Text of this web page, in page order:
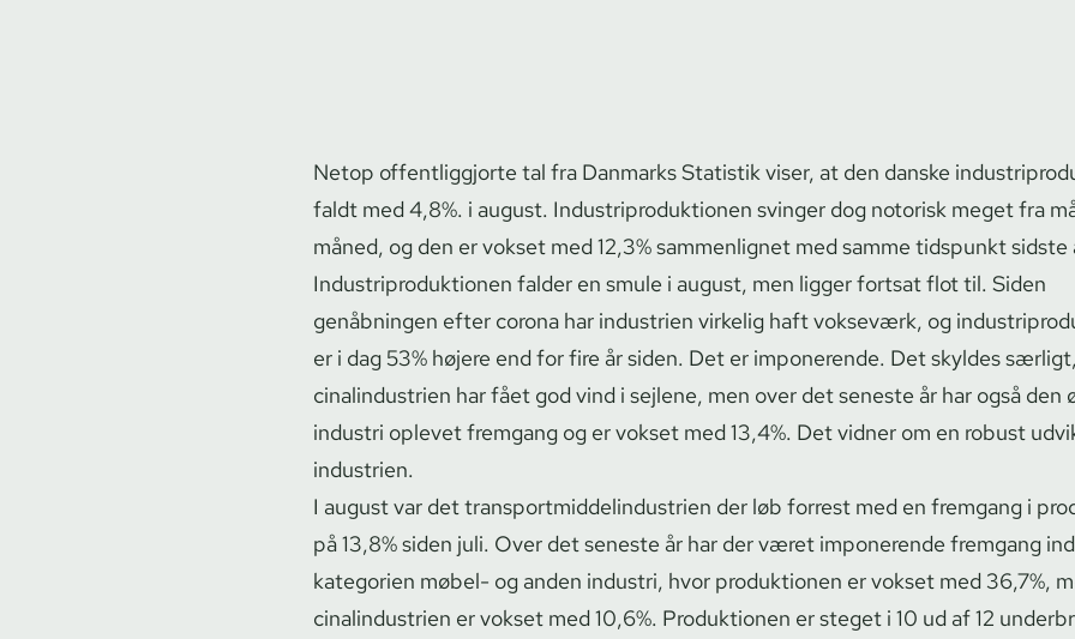
Netop of­fent­lig­gjor­te tal fra Danmarks Statistik viser, at den danske
faldt med 4,8%. i august. In­du­stri­pro­duk­tio­nen svinger dog notorisk meget fra
måned, og den er vokset med 12,3% sammenlignet med samme tidspunkt sidste
In­du­stri­pro­duk­tio­nen falder en smule i august, men ligger fortsat flot til. Siden
genåbningen efter corona har industrien virkelig haft vokseværk, og
er i dag 53% højere end for fire år siden. Det er imponerende. Det skyldes
ci­na­lin­du­stri­en har fået god vind i sejlene, men over det seneste år har også den
industri oplevet fremgang og er vokset med 13,4%. Det vidner om en robust
industrien.
I august var det trans­port­mid­de­lin­du­stri­en der løb forrest med en fremgang i
på 13,8% siden juli. Over det seneste år har der været imponerende fremgang
kategorien møbel- og anden industri, hvor produktionen er vokset med 36,7%,
ci­na­lin­du­stri­en er vokset med 10,6%. Produktionen er steget i 10 ud af 12